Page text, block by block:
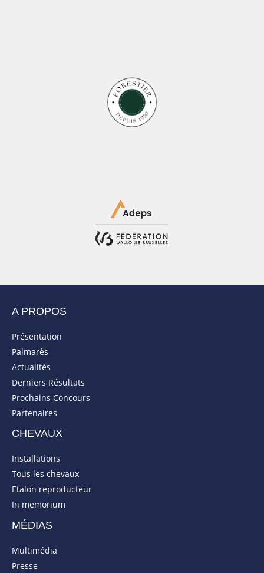
A PROPOS
Présentation
Palmarès
Actualités
Derniers Résultats
Prochains Concours
Partenaires
CHEVAUX
Installations
Tous les chevaux
Etalon reproducteur
In memorium
MÉDIAS
Multimédia
Presse